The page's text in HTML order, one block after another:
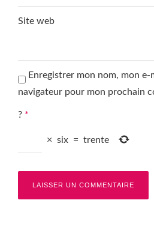
Site web
Enregistrer mon nom, mon
navigateur pour mon prochain
? *
× six = trente